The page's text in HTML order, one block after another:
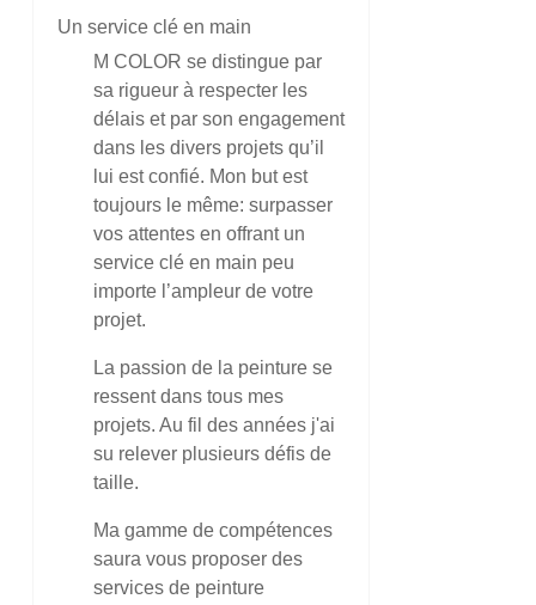
Un service clé en main
M COLOR se distingue par
sa rigueur à respecter les
délais et par son engagement
dans les divers projets qu’il
lui est confié. Mon but est
toujours le même: surpasser
vos attentes en offrant un
service clé en main peu
importe l’ampleur de votre
projet.
La passion de la peinture se
ressent dans tous mes
projets. Au fil des années j'ai
su relever plusieurs défis de
taille.
Ma gamme de compétences
saura vous proposer des
services de peinture